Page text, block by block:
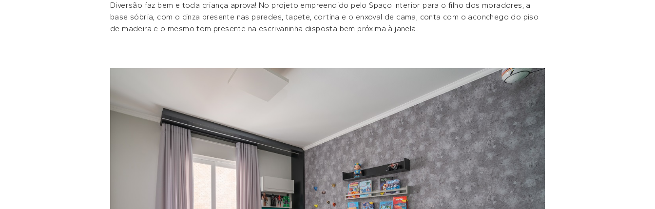
Diversão faz bem e toda criança aprova! No projeto empreendido pelo Spaço Interior para o filho dos moradores, a
base sóbria, com o cinza presente nas paredes, tapete, cortina e o enxoval de cama, conta com o aconchego do piso
de madeira e o mesmo tom presente na escrivaninha disposta bem próxima à janela.